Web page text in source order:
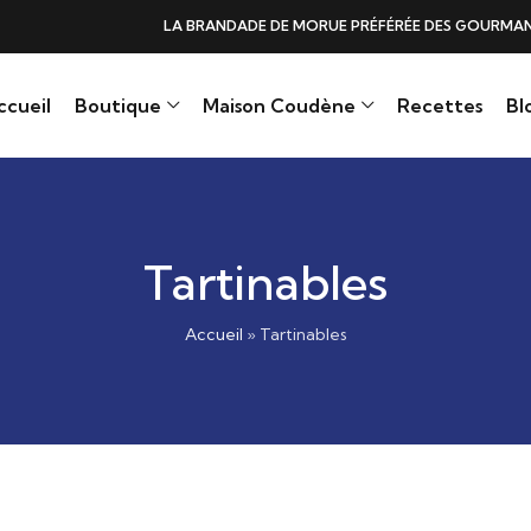
DE MORUE PRÉFÉRÉE DES GOURMANDS, N°1 DANS LES CŒURS ET
Boutique Maison Coudène Recettes
Tartinables
Accueil » Tartinables